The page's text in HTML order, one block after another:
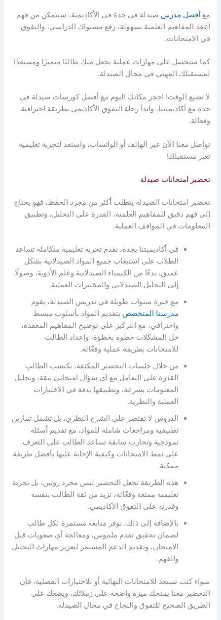
مع أفضل مدرس صيدلة في جدة في الأكاديمية، ستتمكن من فهم
أعقد المفاهيم العلمية بسهولة، رفع مستواك الدراسي، والتفوق
في الامتحانات.
كما ستحصل على مهارات عملية تجعل منك طالبًا متميزًا ومستعدًا
لمستقبلك المهني في مجال الصيدلة.
لا تضيع الوقت! احجز مكانك اليوم مع أفضل كورسات صيدلة في
جدة مع أكاديميتنا، وابدأ رحلة التفوق الأكاديمي بطريقة احترافية
وفعالة.
تواصل معنا الآن عبر الهاتف أو الواتساب، واستعد لتجربة تعليمية
تغير مستقبلك!
تحضير امتحانات صيدلة
تحضير امتحانات الصيدلة يتطلب أكثر من مجرد الحفظ، فهو يحتاج
إلى فهم دقيق للمفاهيم العلمية، القدرة على التحليل، وتطبيق
المعلومات في المواقف العملية.
في أكاديميتنا بجدة، نقدم تجربة تعليمية متكاملة تساعد
الطلاب على استيعاب جميع المواد الصيدلانية بشكل
عميق، بدءًا من الكيمياء الصيدلانية وعلم الأدوية، وصولًا
إلى التحليل الصيدلاني والمختبرات العملية.
مع خبرة سنوات طويلة في تدريس الصيدلة، يقوم
مدرسنا المتخصص بتقديم المواد بأسلوب مبسط
واحترافي، مع التركيز على توضيح المفاهيم المعقدة،
حل المشكلات خطوة بخطوة، وإعداد الطالب
للامتحانات بطريقة عملية وفعّالة.
من خلال جلسات التحضير المكثفة، يكتسب الطالب
القدرة على التعامل مع أي سؤال امتحاني بثقة، وتحليل
المعلومات بسرعة، وتطبيقها بدقة في الاختبارات
العملية والنظرية.
الدروس لا تقتصر على الشرح النظري، بل تشمل تمارين
تطبيقية ومراجعات شاملة للمواد، مع تقديم أسئلة
نموذجية وتجارب سابقة تساعد الطالب على التعرف
على نمط الامتحانات وكيفية الإجابة عليها بأفضل طريقة
ممكنة.
هذه الطريقة تجعل التحضير ليس مجرد روتين، بل تجربة
تعليمية ممتعة وفعّالة، تزيد من ثقة الطالب بنفسه
وقدرته على التفوق الأكاديمي.
بالإضافة إلى ذلك، نوفر متابعة مستمرة لكل طالب
لضمان تحقيق تقدم ملموس، ومعالجة أي صعوبات قبل
الامتحان، وتقديم الدعم المستمر لتعزيز مهارات التحليل
والفهم.
سواء كنت تستعد للامتحانات النهائية أو للاختبارات الفصلية، فإن
التحضير معنا يمنحك ميزة واضحة على زملائك، ويضعك على
الطريق الصحيح للتفوق والنجاح في مجال الصيدلة.